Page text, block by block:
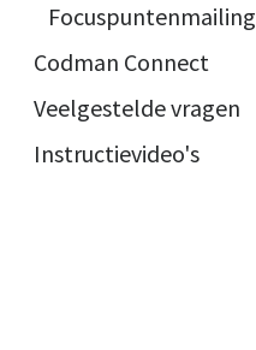
Focuspuntenmailing
Codman Connect
Veelgestelde vragen
Instructievideo's